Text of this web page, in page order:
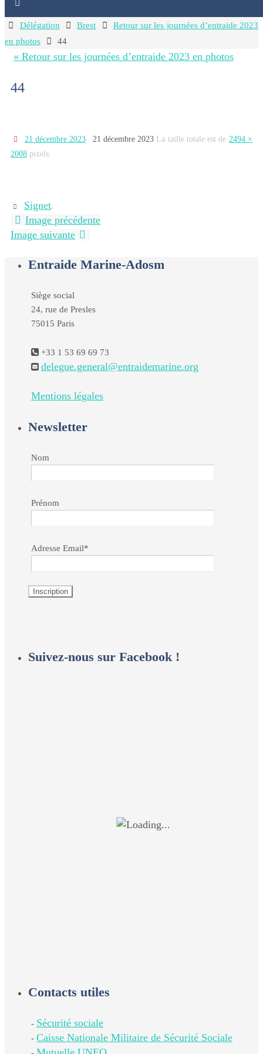
HomeDélégation Brest
Retour sur les journées d’entraide 2023
en photos
44
« Retour sur les journées d’entraide 2023 en photos
44
21 décembre 2023 21 décembre 2023 La taille totale est de 2494 ×
2008 pixels
Signet.
Image précédente
Image suivante
Entraide Marine-Adosm
Siège social
24, rue de Presles
75015 Paris
+33 1 53 69 69 73
delegue.general@entraidemarine.org
Mentions légales
Newsletter
Nom
Prénom
Adresse Email*
Suivez-nous sur Facebook !
Contacts utiles
- Sécurité sociale
- Caisse Nationale Militaire de Sécurité Sociale